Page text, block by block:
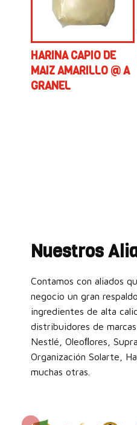
HARINA CAPIO DE
MAIZ AMARILLO @ A
GRANEL
Nuestros
Contamos con aliados
negocio un gran
ingredientes de alta
distribuidores de
Nestlé, Oleoﬂores,
Organización Solarte,
muchas otras.